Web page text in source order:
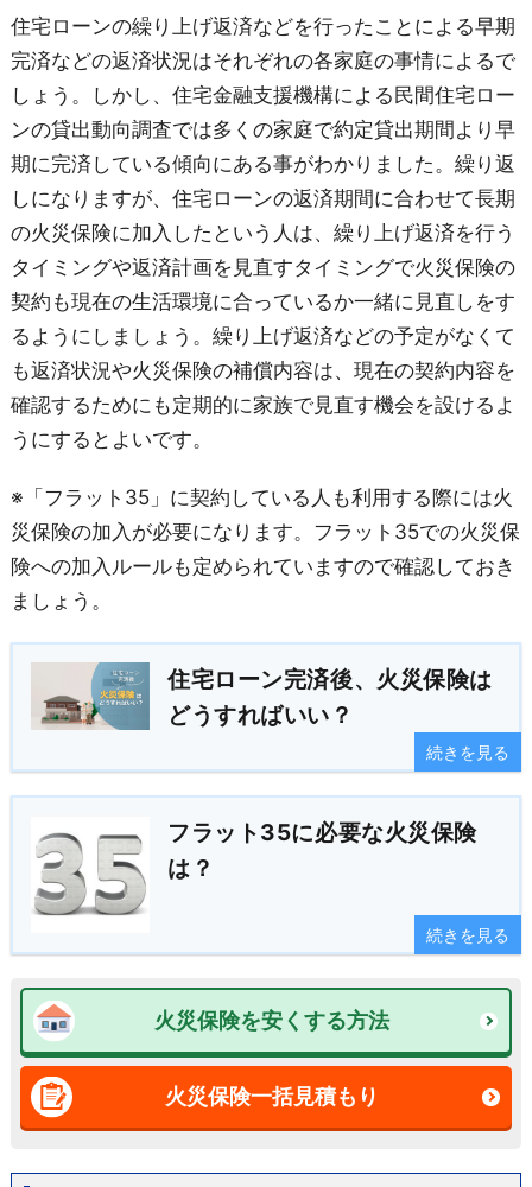
住宅ローンの繰り上げ返済などを行ったことによる早期
完済などの返済状況はそれぞれの各家庭の事情によるで
しょう。しかし、住宅金融支援機構による民間住宅ロー
ンの貸出動向調査では多くの家庭で約定貸出期間より早
期に完済している傾向にある事がわかりました。繰り返
しになりますが、住宅ローンの返済期間に合わせて長期
の火災保険に加入したという人は、繰り上げ返済を行う
タイミングや返済計画を見直すタイミングで火災保険の
契約も現在の生活環境に合っているか一緒に見直しをす
るようにしましょう。繰り上げ返済などの予定がなくて
も返済状況や火災保険の補償内容は、現在の契約内容を
確認するためにも定期的に家族で見直す機会を設けるよ
うにするとよいです。
※「フラット35」に契約している人も利用する際には火
災保険の加入が必要になります。フラット35での火災保
険への加入ルールも定められていますので確認しておき
ましょう。
住宅ローン完済後、火災保険は
どうすればいい？
続きを見る
フラット35に必要な火災保険
は？
続きを見る
火災保険を安くする方法
火災保険一括見積もり